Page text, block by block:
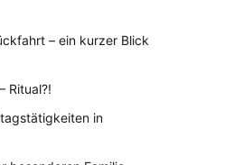
– ein kurzer Blick
Ritual?!
in